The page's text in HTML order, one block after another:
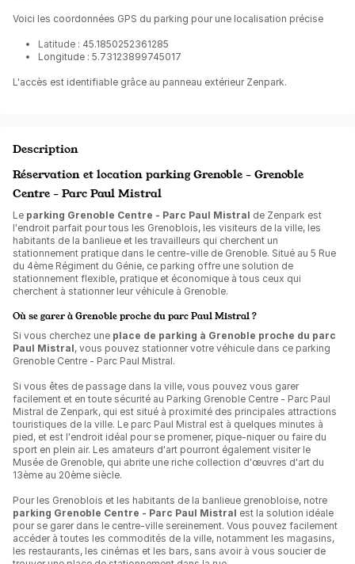
Voici les coordonnées GPS du parking pour une localisation précise
Latitude : 45.1850252361285
Longitude : 5.73123899745017
L'accès est identifiable grâce au panneau extérieur Zenpark.
Description
Réservation et location parking Grenoble - Grenoble
Centre - Parc Paul Mistral
Le parking Grenoble Centre - Parc Paul Mistral de Zenpark est
l'endroit parfait pour tous les Grenoblois, les visiteurs de la ville, les
habitants de la banlieue et les travailleurs qui cherchent un
stationnement pratique dans le centre-ville de Grenoble. Situé au 5 Rue
du 4ème Régiment du Génie, ce parking offre une solution de
stationnement flexible, pratique et économique à tous ceux qui
cherchent à stationner leur véhicule à Grenoble.
Où se garer à Grenoble proche du parc Paul Mistral ?
Si vous cherchez une place de parking à Grenoble proche du parc
Paul Mistral, vous pouvez stationner votre véhicule dans ce parking
Grenoble Centre - Parc Paul Mistral.
Si vous êtes de passage dans la ville, vous pouvez vous garer
facilement et en toute sécurité au Parking Grenoble Centre - Parc Paul
Mistral de Zenpark, qui est situé à proximité des principales attractions
touristiques de la ville. Le parc Paul Mistral est à quelques minutes à
pied, et est l'endroit idéal pour se promener, pique-niquer ou faire du
sport en plein air. Les amateurs d'art pourront également visiter le
Musée de Grenoble, qui abrite une riche collection d'œuvres d'art du
13ème au 20ème siècle.
Pour les Grenoblois et les habitants de la banlieue grenobloise, notre
parking Grenoble Centre - Parc Paul Mistral est la solution idéale
pour se garer dans le centre-ville sereinement. Vous pouvez facilement
accéder à toutes les commodités de la ville, notamment les magasins,
les restaurants, les cinémas et les bars, sans avoir à vous soucier de